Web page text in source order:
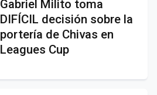
Gabriel Milito toma
DIFÍCIL decisión sobre la
portería de Chivas en
Leagues Cup